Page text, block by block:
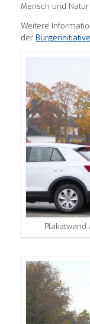
Mensch und
Weitere
der
Plakatwand